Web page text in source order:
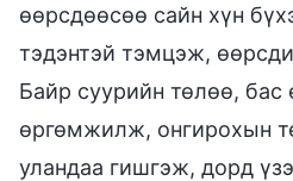
өөрсдөөсөө сайн хүн
тэдэнтэй тэмцэж,
Байр суурийн төлөө, бас
өргөмжилж, онгирохын
уландаа гишгэж, дорд